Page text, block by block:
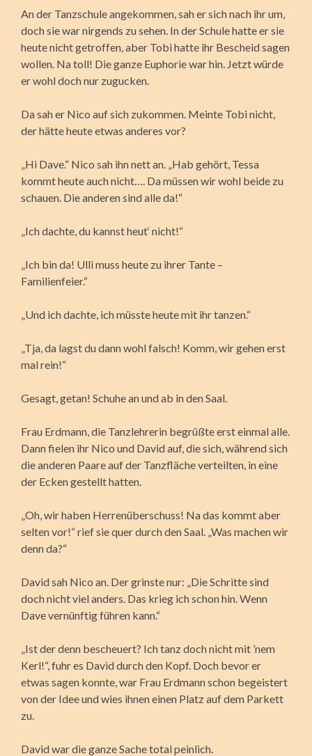
An der Tanzschule angekommen, sah er sich nach ihr um,
doch sie war nirgends zu sehen. In der Schule hatte er sie
heute nicht getroffen, aber Tobi hatte ihr Bescheid sagen
wollen. Na toll! Die ganze Euphorie war hin. Jetzt würde
er wohl doch nur zugucken.
Da sah er Nico auf sich zukommen. Meinte Tobi nicht,
der hätte heute etwas anderes vor?
„Hi Dave.“ Nico sah ihn nett an. „Hab gehört, Tessa
kommt heute auch nicht…. Da müssen wir wohl beide zu
schauen. Die anderen sind alle da!“
„Ich dachte, du kannst heut‘ nicht!“
„Ich bin da! Ulli muss heute zu ihrer Tante –
Familienfeier.“
„Und ich dachte, ich müsste heute mit ihr tanzen.“
„Tja, da lagst du dann wohl falsch! Komm, wir gehen erst
mal rein!“
Gesagt, getan! Schuhe an und ab in den Saal.
Frau Erdmann, die Tanzlehrerin begrüßte erst einmal alle.
Dann fielen ihr Nico und David auf, die sich, während sich
die anderen Paare auf der Tanzfläche verteilten, in eine
der Ecken gestellt hatten.
„Oh, wir haben Herrenüberschuss! Na das kommt aber
selten vor!“ rief sie quer durch den Saal. „Was machen wir
denn da?“
David sah Nico an. Der grinste nur: „Die Schritte sind
doch nicht viel anders. Das krieg ich schon hin. Wenn
Dave vernünftig führen kann.“
„Ist der denn bescheuert? Ich tanz doch nicht mit ’nem
Kerl!“, fuhr es David durch den Kopf. Doch bevor er
etwas sagen konnte, war Frau Erdmann schon begeistert
von der Idee und wies ihnen einen Platz auf dem Parkett
zu.
David war die ganze Sache total peinlich.